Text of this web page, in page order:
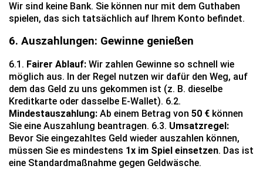
Wir sind keine Bank. Sie können nur mit dem Guthaben
spielen, das sich tatsächlich auf Ihrem Konto befindet.
6. Auszahlungen: Gewinne genießen
6.1. Fairer Ablauf: Wir zahlen Gewinne so schnell wie
möglich aus. In der Regel nutzen wir dafür den Weg, auf
dem das Geld zu uns gekommen ist (z. B. dieselbe
Kreditkarte oder dasselbe E-Wallet). 6.2.
Mindestauszahlung: Ab einem Betrag von 50 € können
Sie eine Auszahlung beantragen. 6.3. Umsatzregel:
Bevor Sie eingezahltes Geld wieder auszahlen können,
müssen Sie es mindestens 1x im Spiel einsetzen. Das ist
eine Standardmaßnahme gegen Geldwäsche.